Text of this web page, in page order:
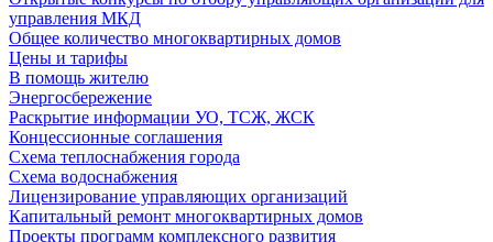
управления МКД
Общее количество многоквартирных домов
Цены и тарифы
В помощь жителю
Энергосбережение
Раскрытие информации УО, ТСЖ, ЖСК
Концессионные соглашения
Схема теплоснабжения города
Схема водоснабжения
Лицензирование управляющих организаций
Капитальный ремонт многоквартирных домов
Проекты программ комплексного развития